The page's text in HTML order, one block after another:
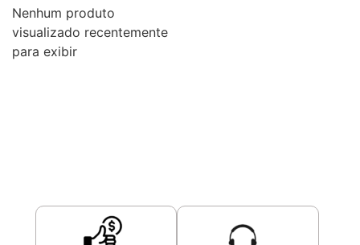
Nenhum produto
visualizado recentemente
para exibir